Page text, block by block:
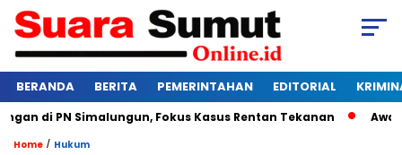
BERANDA BERITA PEMERINTAHAN EDITORIAL
PN Simalungun, Fokus Kasus Rentan Tekanan Awas
Home / Hukum